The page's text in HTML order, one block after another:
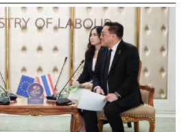
หลัก OECD ประเมินว่า
ยายตัว 2.0% ในปี 2026 และชะลอ
2027
ติบโต 0.8% ในปี 2026 ก่อนเร่งขึ้น
นปี 2026 และชะลอลงเป็น 4.3%